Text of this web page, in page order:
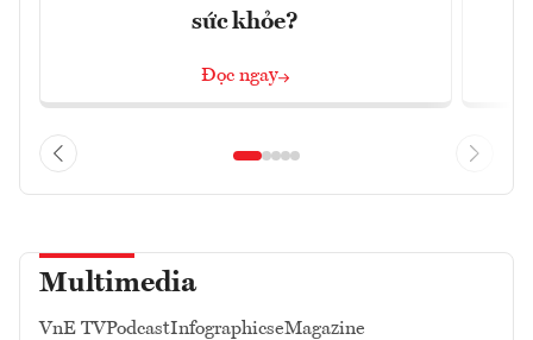
sức khỏe?
Đọc ngay
Multimedia
VnE TVPodcastInfographicseMagazine